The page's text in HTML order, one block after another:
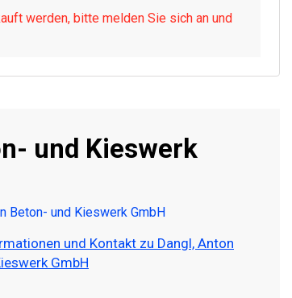
werden, bitte melden Sie sich an und
und Kieswerk
und Kontakt zu Dangl, Anton
GmbH